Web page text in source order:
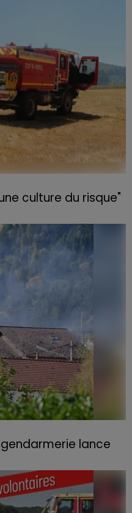
une culture du risque"
lance
de se propager au
deux habitations et
centaine de personnes.